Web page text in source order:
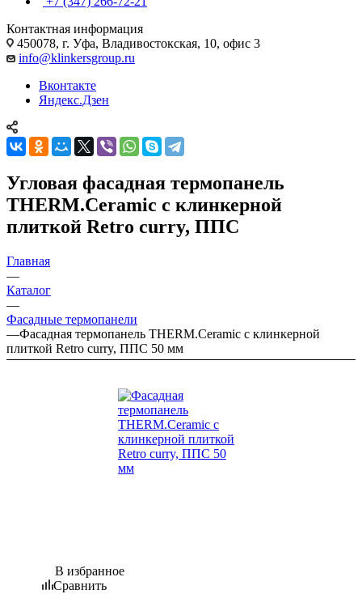
Контактная информация
450078, г. Уфа, Владивостокская, 10, офис 3
info@klinkersgroup.ru
Вконтакте
Яндекс.Дзен
Угловая фасадная термопанель
THERM.Ceramic с клинкерной
плиткой Retro curry, ППС
Главная
—
Каталог
—
Фасадные термопанели
—Фасадная термопанель THERM.Ceramic с клинкерной
плиткой Retro curry, ППС 50 мм
В избранное
Сравнить